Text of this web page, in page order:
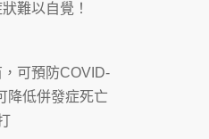
癌保衛戰：健康好禮
難以自覺！
可預防COVID-
降低併發症死亡